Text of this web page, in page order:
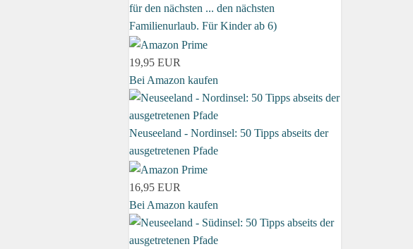
für den nächsten ... den nächsten
Familienurlaub. Für Kinder ab 6)
19,95 EUR
Bei Amazon kaufen
Neuseeland - Nordinsel: 50 Tipps abseits der
ausgetretenen Pfade
16,95 EUR
Bei Amazon kaufen